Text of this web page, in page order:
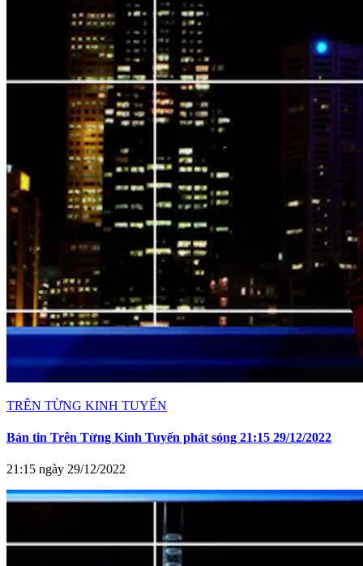
TRÊN TỪNG KINH TUYẾN
Bản tin Trên Từng Kinh Tuyến phát sóng 21:15 29/12/2022
21:15 ngày 29/12/2022